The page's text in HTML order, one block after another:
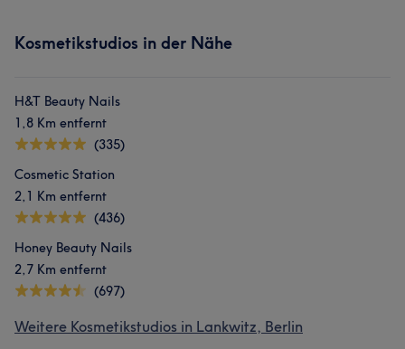
Kosmetikstudios in der Nähe
H&T Beauty Nails
1,8 Km entfernt
(335)
Cosmetic Station
2,1 Km entfernt
(436)
Honey Beauty Nails
2,7 Km entfernt
(697)
Weitere Kosmetikstudios in Lankwitz, Berlin